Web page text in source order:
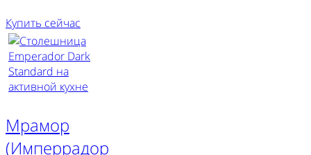
Купить сейчас
Мрамор
(Имперрадор